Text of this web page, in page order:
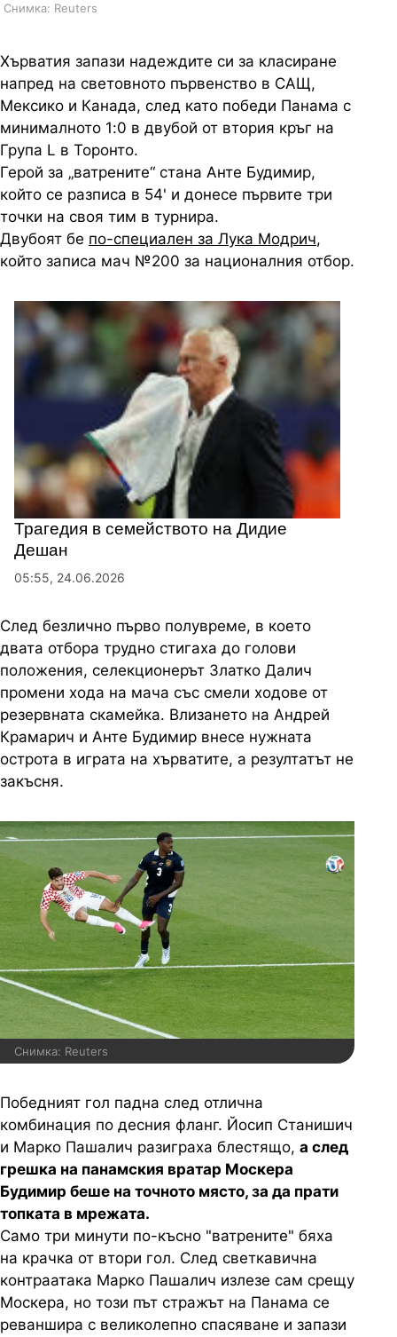
Снимка: Reuters
Хърватия запази надеждите си за класиране
напред на световното първенство в САЩ,
Мексико и Канада, след като победи Панама с
минималното 1:0 в двубой от втория кръг на
Група L в Торонто.
Герой за „ватрените“ стана Анте Будимир,
който се разписа в 54' и донесе първите три
точки на своя тим в турнира.
Двубоят бе по-специален за Лука Модрич,
който записа мач №200 за националния отбор.
Трагедия в семейството на Дидие
Дешан
05:55, 24.06.2026
След безлично първо полувреме, в което
двата отбора трудно стигаха до голови
положения, селекционерът Златко Далич
промени хода на мача със смели ходове от
резервната скамейка. Влизането на Андрей
Крамарич и Анте Будимир внесе нужната
острота в играта на хърватите, а резултатът не
закъсня.
Снимка: Reuters
Победният гол падна след отлична
комбинация по десния фланг. Йосип Станишич
и Марко Пашалич разиграха блестящо, а след
грешка на панамския вратар Москера
Будимир беше на точното място, за да прати
топката в мрежата.
Само три минути по-късно "ватрените" бяха
на крачка от втори гол. След светкавична
контраатака Марко Пашалич излезе сам срещу
Москера, но този път стражът на Панама се
реваншира с великолепно спасяване и запази